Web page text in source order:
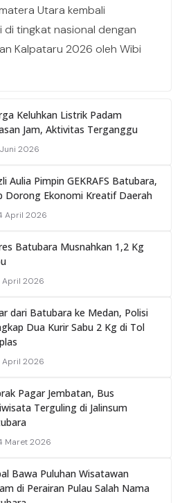
Utara kembali
tingkat nasional dengan
Kalpataru 2026 oleh Wibi
Keluhkan Listrik Padam
Jam, Aktivitas Terganggu
2026
Aulia Pimpin GEKRAFS Batubara,
Dorong Ekonomi Kreatif Daerah
April 2026
Batubara Musnahkan 1,2 Kg
April 2026
dari Batubara ke Medan, Polisi
Dua Kurir Sabu 2 Kg di Tol
April 2026
Pagar Jembatan, Bus
Terguling di Jalinsum
Maret 2026
Bawa Puluhan Wisatawan
di Perairan Pulau Salah Nama